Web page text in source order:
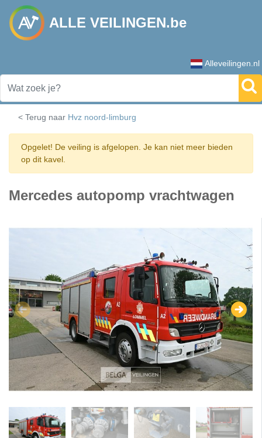
ALLE VEILINGEN.be
Alleveilingen.nl
< Terug naar Hvz noord-limburg
Opgelet! De veiling is afgelopen. Je kan niet meer bieden
op dit kavel.
Mercedes autopomp vrachtwagen